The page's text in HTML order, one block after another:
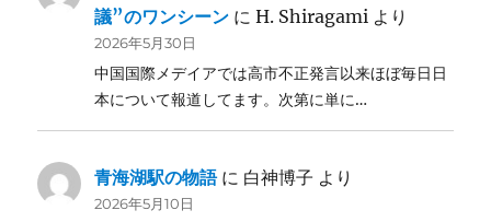
議”のワンシーン にH. Shiragami より
2026年5月30日
中国国際メデイアでは高市不正発言以来ほぼ毎日日
本について報道してます。次第に単に…
青海湖駅の物語に 白神博子 より
2026年5月10日